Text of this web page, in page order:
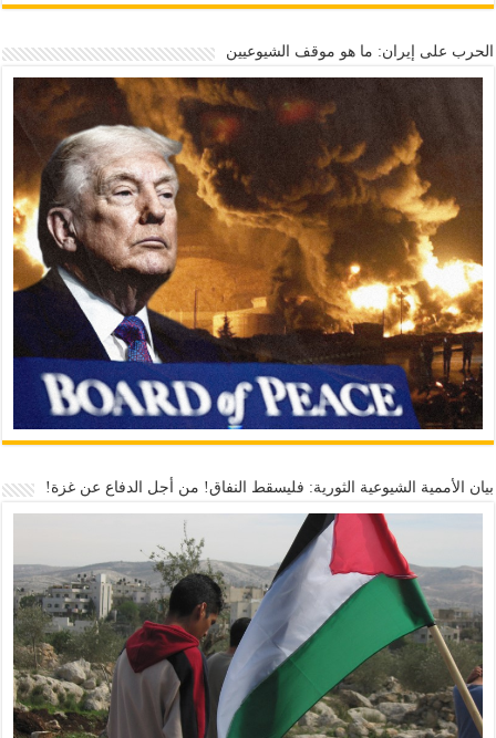
الحرب على إيران: ما هو موقف الشيوعيين
بيان الأممية الشيوعية الثورية: فليسقط النفاق! من أجل الدفاع عن غزة!